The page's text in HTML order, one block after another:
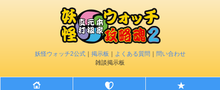
妖怪ウォッチ2公式｜ 掲示板 よくある質問
問い合わせ
雑談掲示板